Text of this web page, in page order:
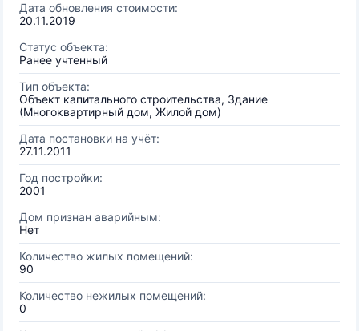
Дата обновления стоимости:
20.11.2019
Статус объекта:
Ранее учтенный
Тип объекта:
Объект капитального строительства, Здание
(Многоквартирный дом, Жилой дом)
Дата постановки на учёт:
27.11.2011
Год постройки:
2001
Дом признан аварийным:
Нет
Количество жилых помещений:
90
Количество нежилых помещений:
0